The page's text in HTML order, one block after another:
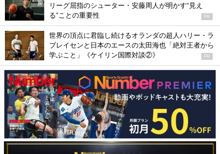
リーグ屈指のシューター・安藤周人が明かす“見え
る”ことの重要性
PR
世界の頂点に君臨し続けるオランダの超人ハリー・ラ
ブレイセンと日本のエースの太田海也「絶対王者から
学ぶこと」《ケイリン国際対談②》
PR